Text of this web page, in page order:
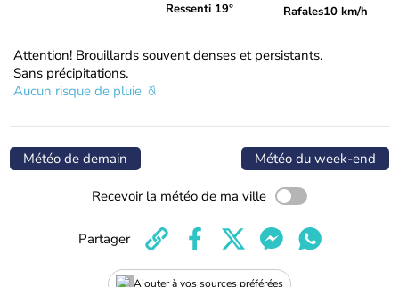
Ressenti 19° Rafales10 km/h
Attention! Brouillards souvent denses et persistants.
Sans précipitations.
Aucun risque de pluie
Météo de demain Météo du week-end
Recevoir la météo de ma ville
Ajouter à vos sources préférées
Partager